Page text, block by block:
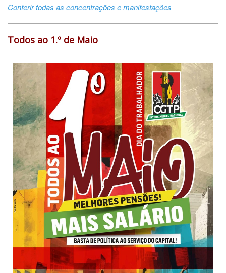
Conferir todas as concentrações e manifestações
Todos ao 1.º de Maio